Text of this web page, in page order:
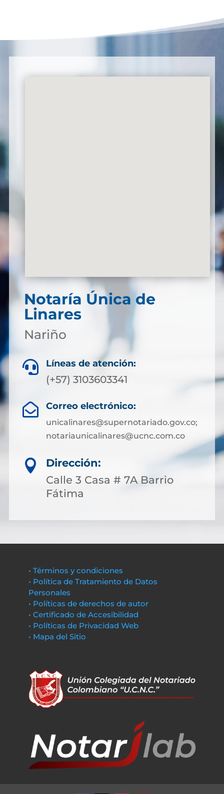
Notaría Única de
Linares
Nariño
 Líneas de atención:
(+57) 3103603341
 Correo electrónico:
unicalinares@supernotariado.gov.co;
notariaunicalinares@ucnc.com.co

Dirección:
Calle 3 Casa # 7A Barrio
Fátima
• Términos y condiciones
• Política de Tratamiento de Datos
Personales
• Políticas de derechos de autor
• Certificado de Accesibilidad
• Políticas de Privacidad Web
• Mapa del Sitio